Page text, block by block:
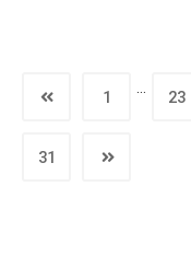
1 23
31